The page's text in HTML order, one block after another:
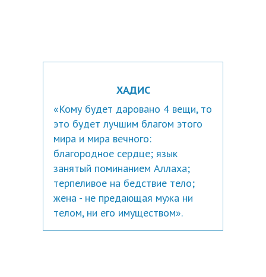
ХАДИС
«Кому будет даровано 4 вещи, то
это будет лучшим благом этого
мира и мира вечного:
благородное сердце; язык
занятый поминанием Аллахa;
терпеливое на бедствие тело;
жена - не предающая мужа ни
телом, ни его имуществом».